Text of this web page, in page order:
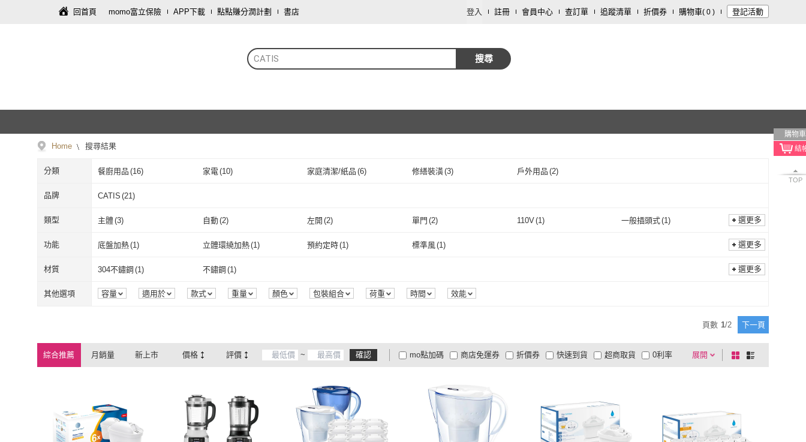
回首頁 momo富立保險 APP下載 點點賺分潤計劃 書店 登入 註冊 會員中心 查訂單 追蹤清單 折價券 購物車( 0 ) 登記活動
CATIS 搜尋
購物車
TOP
Home 搜尋結果
分類 餐廚用品 (16) 家電 (10) 家庭清潔/紙品 (6) 修繕裝潢(3) 戶外用品 (2)
品牌 CATIS (21)
CATIS
類型 主體(3) 自動(2) 左開 (2) 單門 (2) 110V(1) 一般插頭式(1)
無標記 (1) 按鍵式(1)
主體(3) 自動(2) 左開 ( 單門
無標記(1) 按鍵式
選更多
功能 底盤加熱(1) 立體環繞加熱(1) 預約定時(1) 標準風 (1)
底盤加熱 (1 立體環繞加熱
選更多
材質 304不鏽鋼(1) 不鏽鋼(1)
304不鏽鋼(1) 不鏽鋼(1)
選更多
其他選項 容量 適用於 款式 重量 顏色 包裝組合 荷重 時間 效能
頁數 1/2 下一頁
綜合推薦 月銷量 新上市 價格 評價 ~ 確認 展開
折價券
有影片
商品有量 電視購物
mo點加碼 快速到貨 超商取貨
大家電安心配
大家電快配
商店免運券 0利率
及以上
棋
盤
列